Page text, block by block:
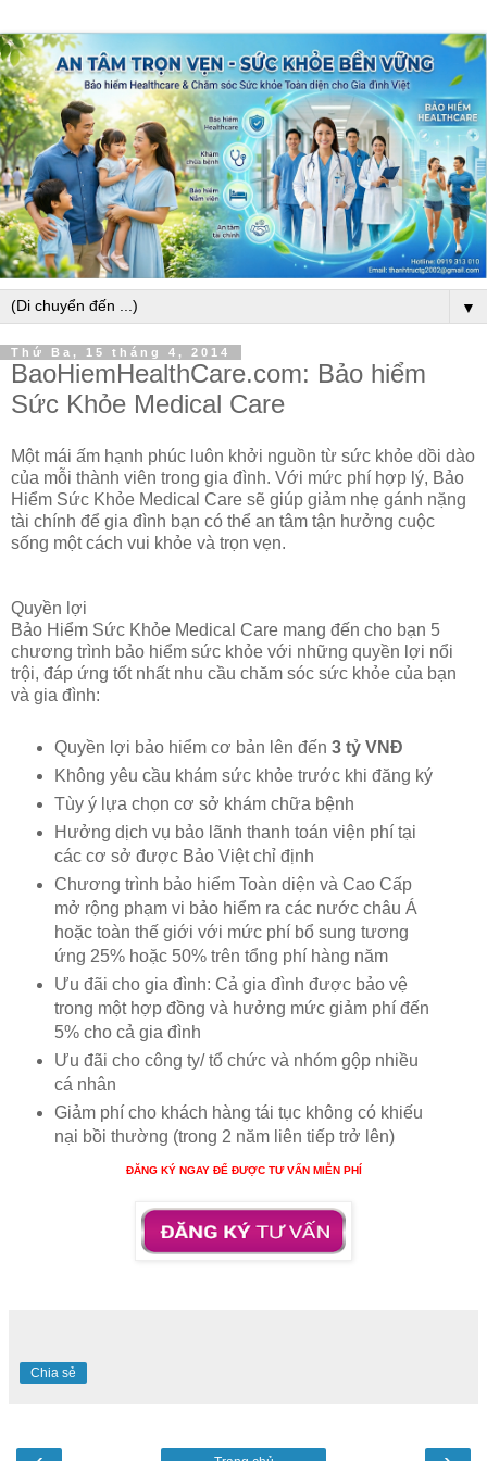
▼
Thứ Ba, 15 tháng 4, 2014
BaoHiemHealthCare.com: Bảo hiểm
Sức Khỏe Medical Care
Một mái ấm hạnh phúc luôn khởi nguồn từ sức khỏe dồi dào
của mỗi thành viên trong gia đình. Với mức phí hợp lý, Bảo
Hiểm Sức Khỏe Medical Care sẽ giúp giảm nhẹ gánh nặng
tài chính để gia đình bạn có thể an tâm tận hưởng cuộc
sống một cách vui khỏe và trọn vẹn.
Quyền lợi
Bảo Hiểm Sức Khỏe Medical Care mang đến cho bạn 5
chương trình bảo hiểm sức khỏe với những quyền lợi nổi
trội, đáp ứng tốt nhất nhu cầu chăm sóc sức khỏe của bạn
và gia đình:
Quyền lợi bảo hiểm cơ bản lên đến 3 tỷ VNĐ
Không yêu cầu khám sức khỏe trước khi đăng ký
Tùy ý lựa chọn cơ sở khám chữa bệnh
Hưởng dịch vụ bảo lãnh thanh toán viện phí tại
các cơ sở được Bảo Việt chỉ định
Chương trình bảo hiểm Toàn diện và Cao Cấp
mở rộng phạm vi bảo hiểm ra các nước châu Á
hoặc toàn thế giới với mức phí bổ sung tương
ứng 25% hoặc 50% trên tổng phí hàng năm
Ưu đãi cho gia đình: Cả gia đình được bảo vệ
trong một hợp đồng và hưởng mức giảm phí đến
5% cho cả gia đình
Ưu đãi cho công ty/ tổ chức và nhóm gộp nhiều
cá nhân
Giảm phí cho khách hàng tái tục không có khiếu
nại bồi thường (trong 2 năm liên tiếp trở lên)
ĐĂNG KÝ NGAY ĐỂ ĐƯỢC TƯ VẤN MIỄN PHÍ
Chia sẻ